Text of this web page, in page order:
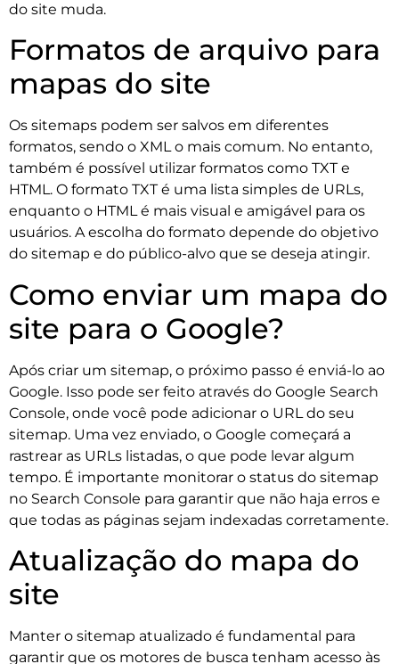
do site muda.
Formatos de arquivo para
mapas do site
Os sitemaps podem ser salvos em diferentes
formatos, sendo o XML o mais comum. No entanto,
também é possível utilizar formatos como TXT e
HTML. O formato TXT é uma lista simples de URLs,
enquanto o HTML é mais visual e amigável para os
usuários. A escolha do formato depende do objetivo
do sitemap e do público-alvo que se deseja atingir.
Como enviar um mapa do
site para o Google?
Após criar um sitemap, o próximo passo é enviá-lo ao
Google. Isso pode ser feito através do Google Search
Console, onde você pode adicionar o URL do seu
sitemap. Uma vez enviado, o Google começará a
rastrear as URLs listadas, o que pode levar algum
tempo. É importante monitorar o status do sitemap
no Search Console para garantir que não haja erros e
que todas as páginas sejam indexadas corretamente.
Atualização do mapa do
site
Manter o sitemap atualizado é fundamental para
garantir que os motores de busca tenham acesso às